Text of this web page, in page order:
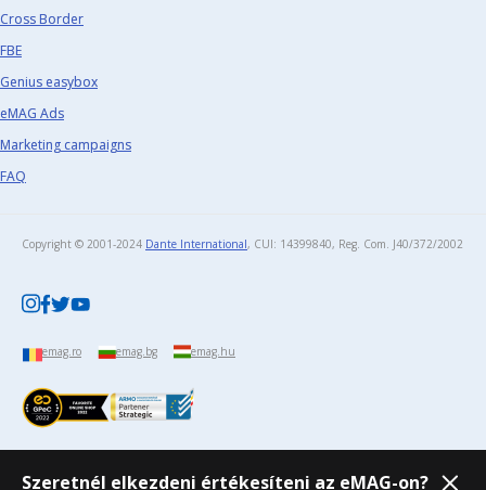
Cross Border
FBE
Genius easybox
eMAG Ads
Marketing campaigns
FAQ
Copyright © 2001-2024 Dante International, CUI: 14399840, Reg. Com. J40/372/2002​
emag.ro emag.bg emag.hu
Szeretnél elkezdeni értékesíteni az eMAG-on?